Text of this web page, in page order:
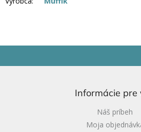
Informácie pre
Náš príbeh
Moja